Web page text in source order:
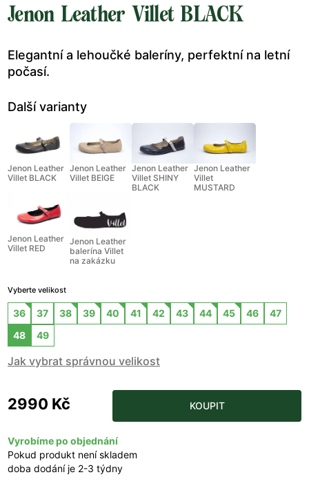
Jenon Leather Villet BLACK
Elegantní a lehoučké baleríny, perfektní na letní
počasí.
Další varianty
Jenon Leather
Villet BLACK
Jenon Leather
Villet BEIGE
Jenon Leather
Villet SHINY
BLACK
Jenon Leather
Villet
MUSTARD
Jenon Leather
Villet RED
Jenon Leather
balerína Villet
na zakázku
Vyberte velikost
36 37 38 39 40 41 42 43 44 45 46
47
48
49
Jak vybrat správnou velikost
2990 Kč KOUPIT
Vyrobíme po objednání
Pokud produkt není skladem
doba dodání je 2-3 týdny